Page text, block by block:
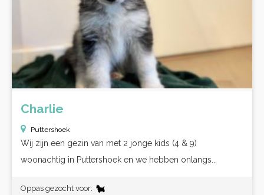
Charlie
Puttershoek
Wij zijn een gezin van met 2 jonge kids (4 & 9)
woonachtig in Puttershoek en we hebben onlangs...
Oppas gezocht voor: